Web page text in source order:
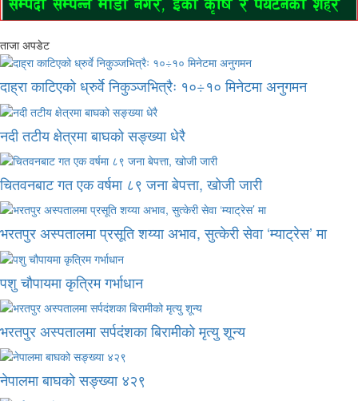
ताजा अपडेट
दाह्रा काटिएको ध्रुर्वे निकुञ्जभित्रैः १०÷१० मिनेटमा अनुगमन
नदी तटीय क्षेत्रमा बाघको सङ्ख्या धेरै
चितवनबाट गत एक वर्षमा ८९ जना बेपत्ता, खोजी जारी
भरतपुर अस्पतालमा प्रसूति शय्या अभाव, सुत्केरी सेवा ‘म्याट्रेस’ मा
पशु चौपायमा कृत्रिम गर्भाधान
भरतपुर अस्पतालमा सर्पदंशका बिरामीको मृत्यु शून्य
नेपालमा बाघको सङ्ख्या ४२९